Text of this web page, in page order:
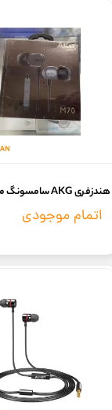
هندزفری AKG سامسونگ مدل M70
اتمام موجودی